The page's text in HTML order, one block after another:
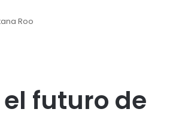
Roo
futuro de